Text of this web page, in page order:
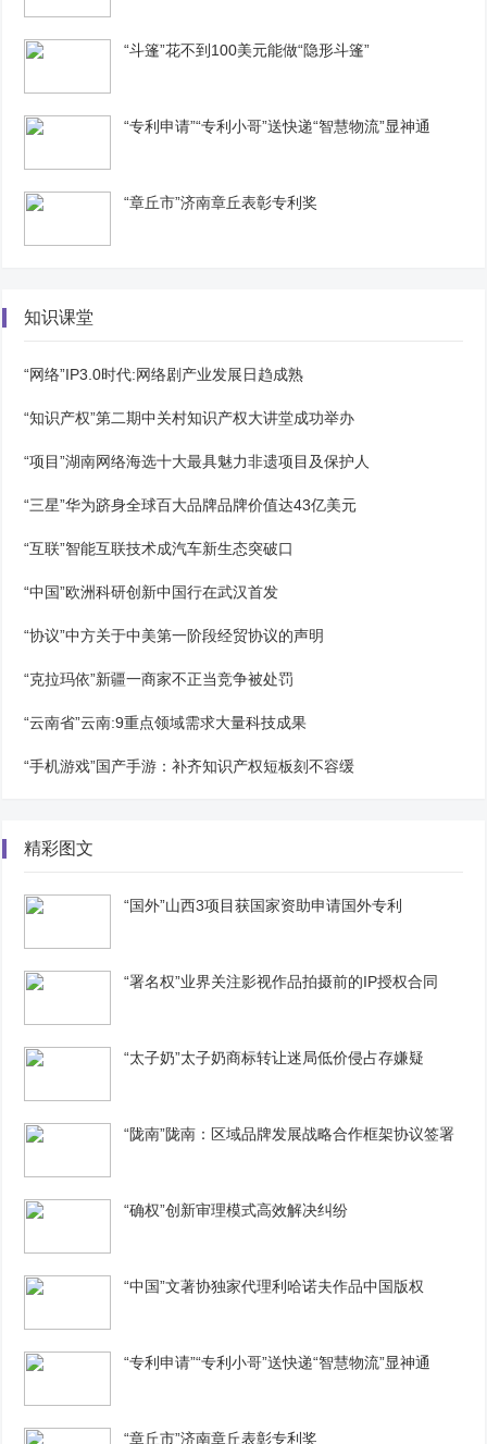
“斗篷”花不到100美元能做“隐形斗篷”
“专利申请”“专利小哥”送快递“智慧物流”显神通
“章丘市”济南章丘表彰专利奖
知识课堂
“网络”IP3.0时代:网络剧产业发展日趋成熟
“知识产权”第二期中关村知识产权大讲堂成功举办
“项目”湖南网络海选十大最具魅力非遗项目及保护人
“三星”华为跻身全球百大品牌品牌价值达43亿美元
“互联”智能互联技术成汽车新生态突破口
“中国”欧洲科研创新中国行在武汉首发
“协议”中方关于中美第一阶段经贸协议的声明
“克拉玛依”新疆一商家不正当竞争被处罚
“云南省”云南:9重点领域需求大量科技成果
“手机游戏”国产手游：补齐知识产权短板刻不容缓
精彩图文
“国外”山西3项目获国家资助申请国外专利
“署名权”业界关注影视作品拍摄前的IP授权合同
“太子奶”太子奶商标转让迷局低价侵占存嫌疑
“陇南”陇南：区域品牌发展战略合作框架协议签署
“确权”创新审理模式高效解决纠纷
“中国”文著协独家代理利哈诺夫作品中国版权
“专利申请”“专利小哥”送快递“智慧物流”显神通
“章丘市”济南章丘表彰专利奖